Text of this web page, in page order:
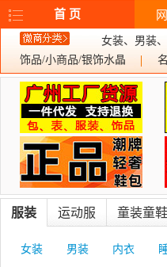
首 页
女装、男装
饰品/小商品/银饰水晶
服装 运动服 童装童鞋
女装 男装 内衣